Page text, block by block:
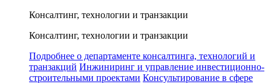
Консалтинг, технологии и транзакции
Консалтинг, технологии и транзакции
Подробнее о департаменте консалтинга, технологий и
транзакций Инжиниринг и управление инвестиционно-
строительными проектами Консультирование в сфере